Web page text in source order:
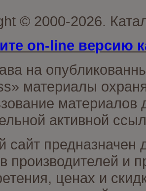
© 2000-2026.
on-line версию
на
материалы
материалов
активной
сайт предназначен
производителей и
ценах и